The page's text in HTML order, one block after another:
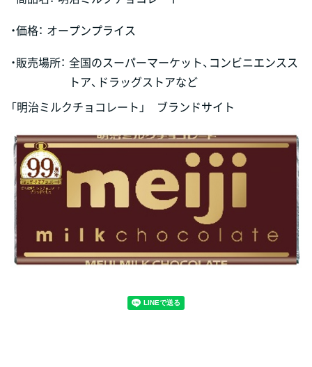
・価格： オープンプライス
・販売場所： 全国のスーパーマーケット、コンビニエンスス
トア、ドラッグストアなど
「明治ミルクチョコレート」 ブランドサイト